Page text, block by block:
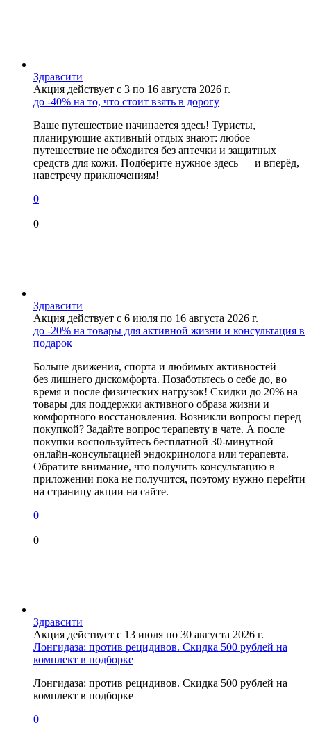
Здравсити
Акция действует с 3 по 16 августа 2026 г.
до -40% на то, что стоит взять в дорогу
Ваше путешествие начинается здесь! Туристы,
планирующие активный отдых знают: любое
путешествие не обходится без аптечки и защитных
средств для кожи. Подберите нужное здесь — и вперёд,
навстречу приключениям!
0
0
Здравсити
Акция действует с 6 июля по 16 августа 2026 г.
до -20% на товары для активной жизни и консультация в
подарок
Больше движения, спорта и любимых активностей —
без лишнего дискомфорта. Позаботьтесь о себе до, во
время и после физических нагрузок! Скидки до 20% на
товары для поддержки активного образа жизни и
комфортного восстановления. Возникли вопросы перед
покупкой? Задайте вопрос терапевту в чате. А после
покупки воспользуйтесь бесплатной 30-минутной
онлайн-консультацией эндокринолога или терапевта.
Обратите внимание, что получить консультацию в
приложении пока не получится, поэтому нужно перейти
на страницу акции на сайте.
0
0
Здравсити
Акция действует с 13 июля по 30 августа 2026 г.
Лонгидаза: против рецидивов. Скидка 500 рублей на
комплект в подборке
Лонгидаза: против рецидивов. Скидка 500 рублей на
комплект в подборке
0